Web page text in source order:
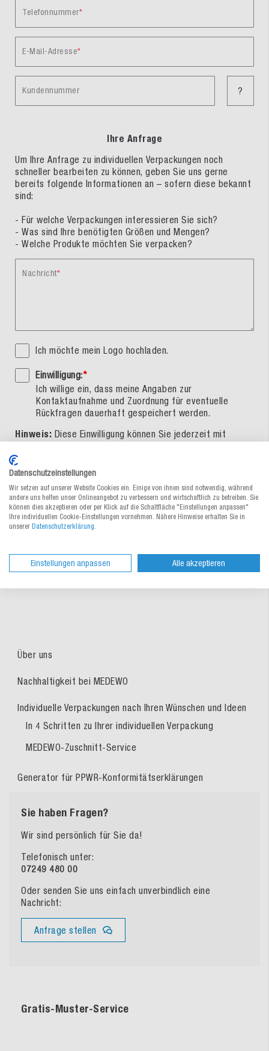
Telefonnummer
E-Mail-Adresse
Kundennummer ?
Ihre Anfrage
Um Ihre Anfrage zu individuellen Verpackungen noch
schneller bearbeiten zu können, geben Sie uns gerne
bereits folgende Informationen an – sofern diese bekannt
sind:
- Für welche Verpackungen interessieren Sie sich?
- Was sind Ihre benötigten Größen und Mengen?
- Welche Produkte möchten Sie verpacken?
Nachricht
Ich möchte mein Logo hochladen.
Einwilligung:*
Ich willige ein, dass meine Angaben zur
Kontaktaufnahme und Zuordnung für eventuelle
Rückfragen dauerhaft gespeichert werden.
Hinweis: Diese Einwilligung können Sie jederzeit mit
an
Sie in unsererDatenschutzerklärung
Pflichtfelder sind mit einem Stern*gekennzeichnet
ReCaptcha
Absenden
Über uns
Nachhaltigkeit bei MEDEWO
Individuelle Verpackungen nach Ihren Wünschen und Ideen
In 4 Schritten zu Ihrer individuellen Verpackung
MEDEWO-Zuschnitt-Service
Generator für PPWR-Konformitätserklärungen
Sie haben Fragen?
Wir sind persönlich für Sie da!
Telefonisch unter:
07249 480 00
Oder senden Sie uns einfach unverbindlich eine
Nachricht:
Anfrage stellen
Gratis-Muster-Service
Datenschutzeinstellungen
Wir setzen auf unserer Website Cookies ein. Einige von ihnen sind notwendig, während
andere uns helfen unser Onlineangebot zu verbessern und wirtschaftlich zu betreiben. Sie
können dies akzeptieren oder per Klick auf die Schaltfläche "Einstellungen anpassen"
Ihre individuellen Cookie-Einstellungen vornehmen. Nähere Hinweise erhalten Sie in
unserer Datenschutzerklärung
Einstellungen anpassen Alle akzeptieren